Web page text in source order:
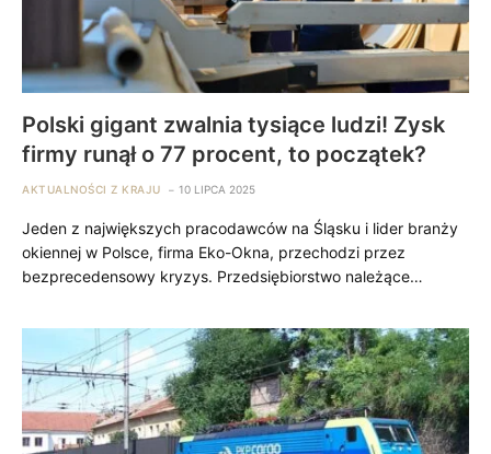
Polski gigant zwalnia tysiące ludzi! Zysk
firmy runął o 77 procent, to początek?
AKTUALNOŚCI Z KRAJU 10 LIPCA 2025
Jeden z największych pracodawców na Śląsku i lider branży
okiennej w Polsce, firma Eko-Okna, przechodzi przez
bezprecedensowy kryzys. Przedsiębiorstwo należące…